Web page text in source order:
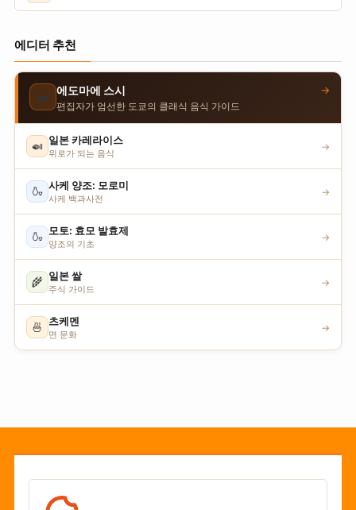
에디터 추천
🍣 에도마에 스시
편집자가 엄선한 도쿄의 클래식 음식 가이드
→
🍛 일본 카레라이스
위로가 되는 음식
→
🍶 사케 양조: 모로미
사케 백과사전
→
🍶 모토: 효모 발효제
양조의 기초
→
🌾 일본 쌀
주식 가이드
→
🍜 츠케멘
면 문화
→